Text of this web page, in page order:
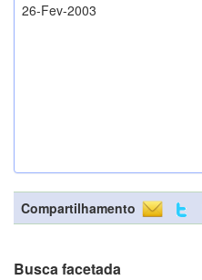
26-Fev-2003
Compartilhamento
Busca facetada